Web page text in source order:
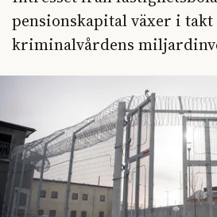
pensionskapital växer i takt
kriminalvårdens